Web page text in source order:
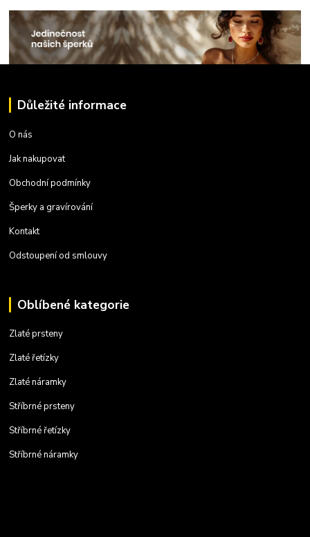
Důležité informace
O nás
Jak nakupovat
Obchodní podmínky
Šperky a gravírování
Kontakt
Odstoupení od smlouvy
Oblíbené kategorie
Zlaté prsteny
Zlaté řetízky
Zlaté náramky
Stříbrné prsteny
Stříbrné řetízky
Stříbrné náramky